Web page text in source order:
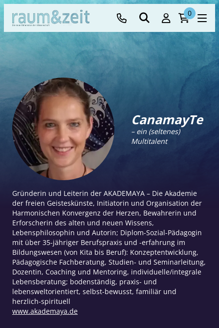
0
CanamayTe
– ein (seltenes)
Multitalent
Gründerin und Leiterin der AKADEMAYA – Die Akademie
der freien Geisteskünste, Initiatorin und Organisation der
Harmonischen Konvergenz der Herzen, Bewahrerin und
Erforscherin des alten und neuen Wissens,
Lebensphilosophin und Autorin; Diplom-Sozial-Pädagogin
mit über 35-jähriger Berufspraxis und -erfahrung im
Bildungswesen (von Kita bis Beruf): Konzeptentwicklung,
Pädagogische Fachberatung, Studien- und Seminarleitung,
Dozentin, Coaching und Mentoring, individuelle/integrale
Lebensberatung; bodenständig, praxis- und
lebensweltorientiert, selbst-bewusst, familiär und
herzlich-spirituell
www.akademaya.de